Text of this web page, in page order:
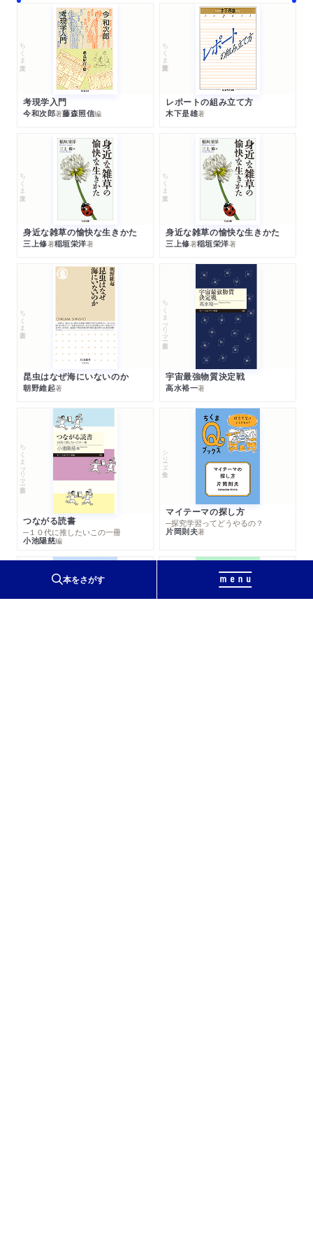
本をさがす
ちくま文庫
考現学入門
今和次郎著藤森照信編
ちくま学芸文庫
レポートの組み立て方
木下是雄著
ちくま文庫
身近な雑草の愉快な生きかた
三上修著稲垣栄洋著
ちくま文庫
身近な雑草の愉快な生きかた
三上修著稲垣栄洋著
ちくま新書
昆虫はなぜ海にいないのか
朝野維起著
ちくまプリマー新書
宇宙最強物質決定戦
高水裕一著
ちくまプリマー新書
つながる読書
─１０代に推したいこの一冊
小池陽慈編
シリーズ・全集
マイテーマの探し方
─探究学習ってどうやるの？
片岡則夫著
シリーズ・全集 シリーズ・全集